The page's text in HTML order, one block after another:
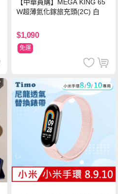
【中華員購】MEGA KING 65
W超薄氮化鎵旅充頭(2C) 白
$1,090
免運